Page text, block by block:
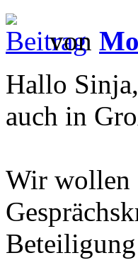
von
Hallo
auch in
Wir wollen